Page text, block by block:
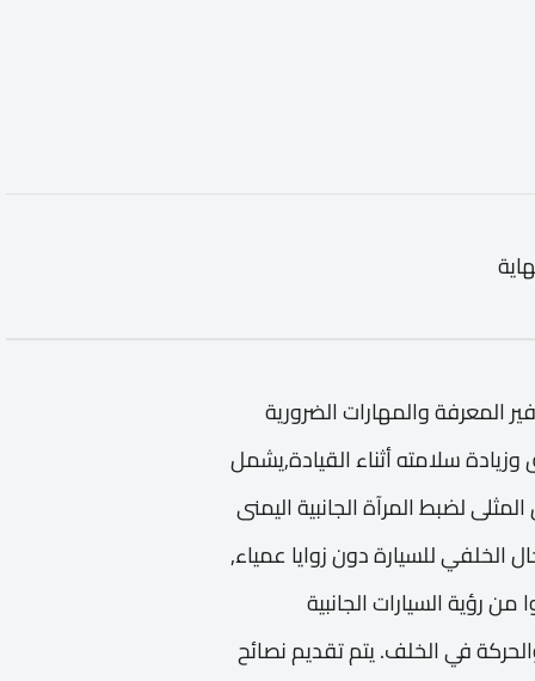
المعرفة والمهارات الضرورية
سلامته أثناء القيادة,يشمل
لضبط المرآة الجانبية اليمنى
الخلفي للسيارة دون زوايا عمياء,
رؤية السيارات الجانبية
في الخلف. يتم تقديم نصائح